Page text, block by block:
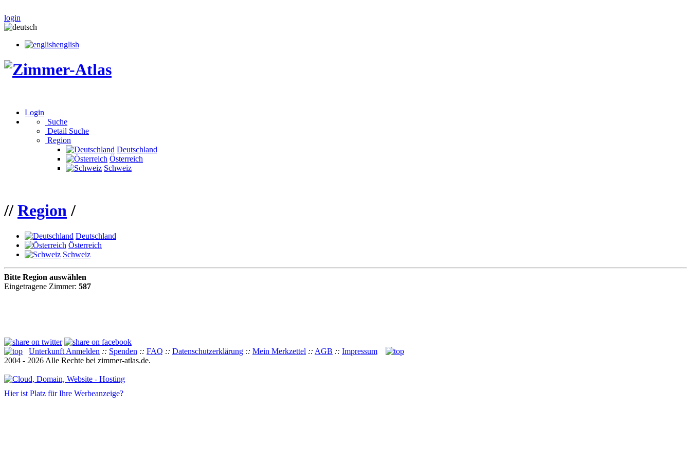
login
english
Login
Suche
Detail Suche
Region
Deutschland
Österreich
Schweiz
// Region/
Deutschland
Österreich
Schweiz
Bitte Region auswählen
Eingetragene Zimmer: 587
Unterkunft Anmelden :: Spenden :: FAQ :: Datenschutzerklärung :: Mein Merkzettel :: AGB :: Impressum
2004 - 2026 Alle Rechte bei zimmer-atlas.de.
Hier ist Platz für Ihre Werbeanzeige?